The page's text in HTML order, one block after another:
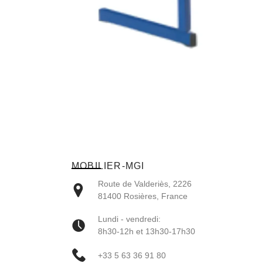
MOBILIER-MGI
Route de Valderiès, 2226
81400 Rosières, France
Lundi - vendredi:
8h30-12h et 13h30-17h30
+33 5 63 36 91 80